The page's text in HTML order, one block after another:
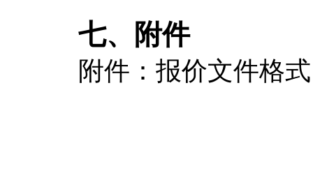
七、附件
附件：报价文件格式